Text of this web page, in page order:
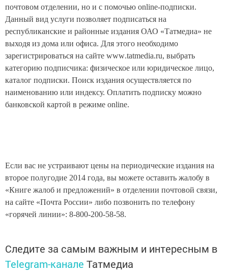
почтовом отделении, но и с помочью online-подписки.
Данный вид услуги позволяет подписаться на
республиканские и районные издания ОАО «Татмедиа» не
выходя из дома или офиса. Для этого необходимо
зарегистрироваться на сайте www.tatmedia.ru, выбрать
категорию подписчика: физическое или юридическое лицо,
каталог подписки. Поиск издания осуществляется по
наименованию или индексу. Оплатить подписку можно
банковской картой в режиме online.
Если вас не устраивают цены на периодические издания на
второе полугодие 2014 года, вы можете оставить жалобу в
«Книге жалоб и предложений» в отделении почтовой связи,
на сайте «Почта России» либо позвонить по телефону
«горячей линии»: 8-800-200-58-58.
Следите за самым важным и интересным в
Telegram-канале Татмедиа